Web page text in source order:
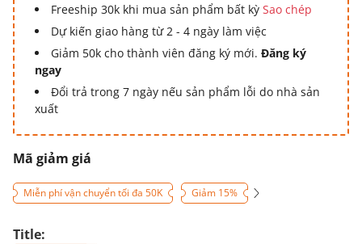
Freeship 30k khi mua sản phẩm bất kỳ Sao chép
Dự kiến giao hàng từ 2 - 4 ngày làm việc
Giảm 50k cho thành viên đăng ký mới. Đăng ký
ngay
Đổi trả trong 7 ngày nếu sản phẩm lỗi do nhà sản
xuất
Mã giảm giá
Miễn phí vận chuyển tối đa 50K Giảm 15%
Title: